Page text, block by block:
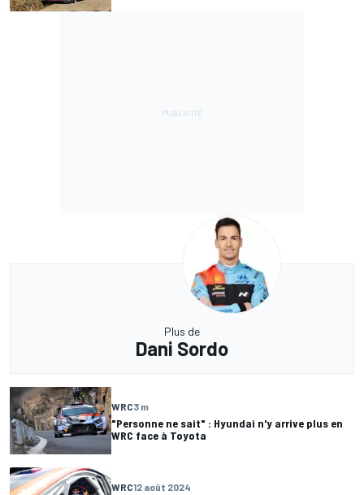
Plus de
Dani Sordo
WRC3 m
"Personne ne sait" : Hyundai n'y arrive plus en
WRC face à Toyota
WRC12 août 2024